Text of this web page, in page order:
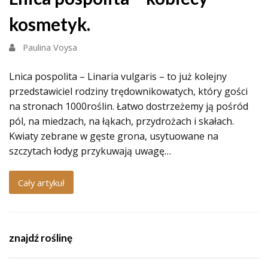
kosmetyk.
Paulina Voysa
Lnica pospolita – Linaria vulgaris – to już kolejny
przedstawiciel rodziny trędownikowatych, który gości
na stronach 1000roślin. Łatwo dostrzeżemy ją pośród
pól, na miedzach, na łąkach, przydrożach i skałach.
Kwiaty zebrane w gęste grona, usytuowane na
szczytach łodyg przykuwają uwagę…
Cały artykuł
znajdź roślinę